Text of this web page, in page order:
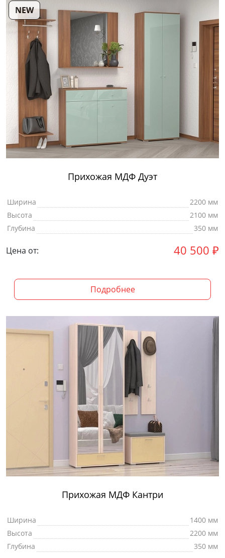
NEW
Прихожая МДФ Дуэт
Ширина
2200 мм
Высота
2100 мм
Глубина
350 мм
Цена от: 40 500 ₽
Подробнее
Прихожая МДФ Кантри
Ширина
1400 мм
Высота
2200 мм
Глубина
350 мм